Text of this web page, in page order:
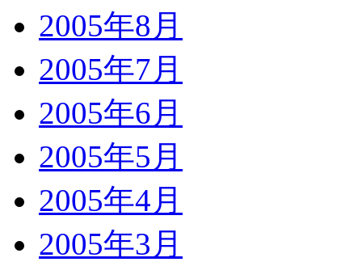
2005年8月
2005年7月
2005年6月
2005年5月
2005年4月
2005年3月